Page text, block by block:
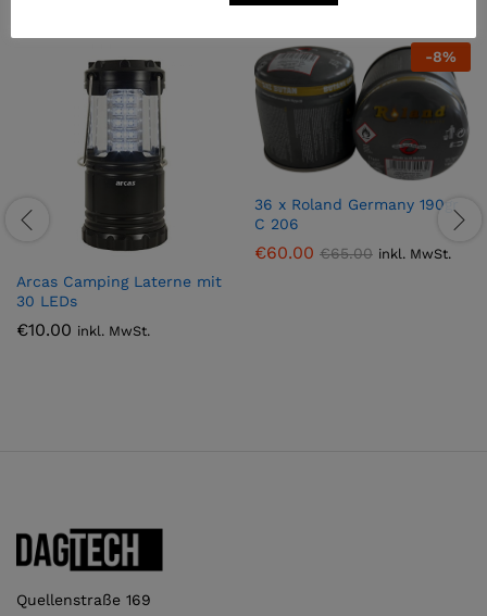
Arcas Camping Laterne mit
30 LEDs
€10.00 inkl. MwSt.
-8%
36 x Roland Germany 190gr
C 206
€60.00 €65.00 inkl. MwSt.
Quellenstraße 169